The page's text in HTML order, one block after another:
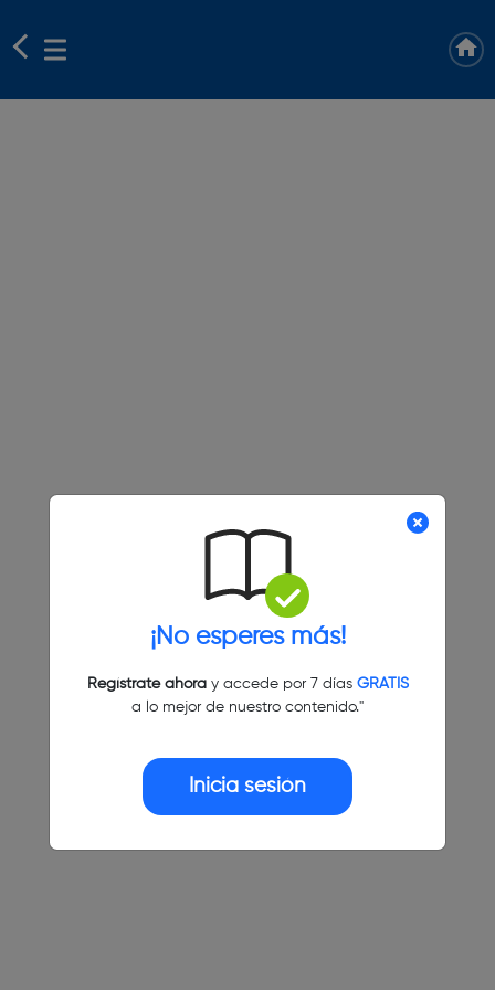
¡No esperes más!
Regístrate ahoray accede por 7 días GRATIS
a lo mejor de nuestro contenido."
Inicia sesión